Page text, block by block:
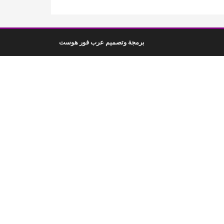
برمجة وتصميم عرب فور هوست